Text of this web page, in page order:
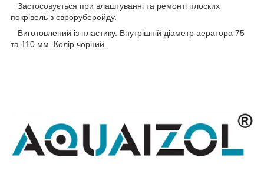
Застосовується при влаштуванні та ремонті плоских
покрівель з євроруберойду.
Виготовлений із пластику. Внутрішній діаметр аератора 75
та 110 мм. Колір чорний.